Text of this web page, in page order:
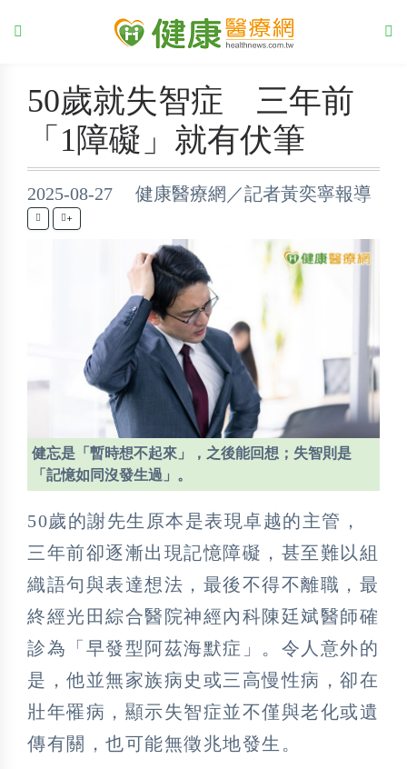
50歲就失智症 三年前
「1障礙」就有伏筆
2025-08-27 健康醫療網／記者黃奕寧報導
+
健忘是「暫時想不起來」，之後能回想；失智則是
「記憶如同沒發生過」。
50歲的謝先生原本是表現卓越的主管，
三年前卻逐漸出現記憶障礙，甚至難以組
織語句與表達想法，最後不得不離職，最
終經光田綜合醫院神經內科陳廷斌醫師確
診為「早發型阿茲海默症」。令人意外的
是，他並無家族病史或三高慢性病，卻在
壯年罹病，顯示失智症並不僅與老化或遺
傳有關，也可能無徵兆地發生。